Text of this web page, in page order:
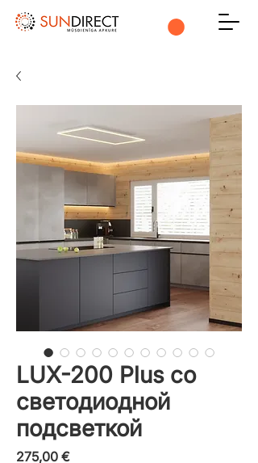
LUX-200 Plus со
светодиодной
подсветкой
275,00 €Цена